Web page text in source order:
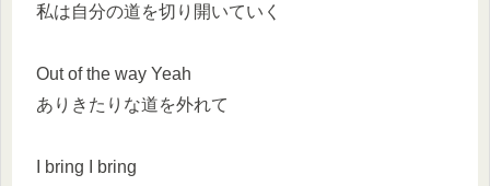
私は自分の道を切り開いていく
Out of the way Yeah
ありきたりな道を外れて
I bring I bring